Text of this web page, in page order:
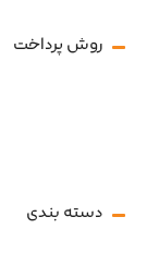
روش پرداخت
دسته بندی